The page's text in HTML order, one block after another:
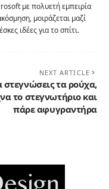
με πολυετή εμπειρία
μοιράζεται μαζί
ιδέες για το σπίτι.
NEXT ARTICLE
στεγνώσεις τα ρούχα,
το στεγνωτήριο και
πάρε αφυγραντήρα